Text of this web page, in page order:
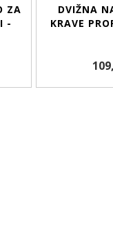
ZA
-
DVIŽNA
KRAVE